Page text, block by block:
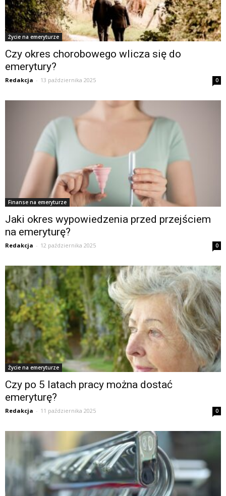
Życie na emeryturze
Czy okres chorobowego wlicza się do
emerytury?
Redakcja - 13 października 2025 0
Finanse na emeryturze
Jaki okres wypowiedzenia przed przejściem
na emeryturę?
Redakcja - 12 października 2025 0
Życie na emeryturze
Czy po 5 latach pracy można dostać
emeryturę?
Redakcja - 11 października 2025 0